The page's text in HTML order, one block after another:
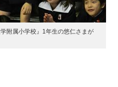
附属小学校』1年生の悠仁さまが